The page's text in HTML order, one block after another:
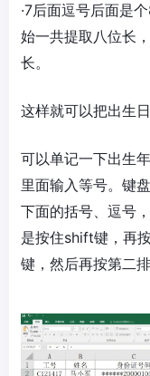
·7后面逗号后面是
始一共提取八位长
长。
这样就可以把出生
可以单记一下出生
里面输入等号。键
下面的括号、逗号
是按住shift键，再
键，然后再按第二排